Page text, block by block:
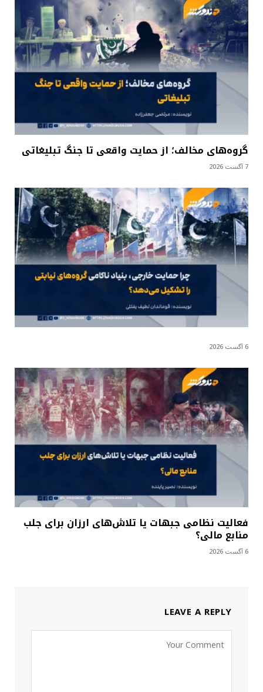
گروه‌های مخالف؛ از حمایت واقعی تا جنگ تبلیغاتی
7 آگست 2026
6 آگست 2026
فعالیت نظامی جبهات یا تلاش‌های ارزان برای جلب
منابع مالی؟
6 آگست 2026
LEAVE A REPLY